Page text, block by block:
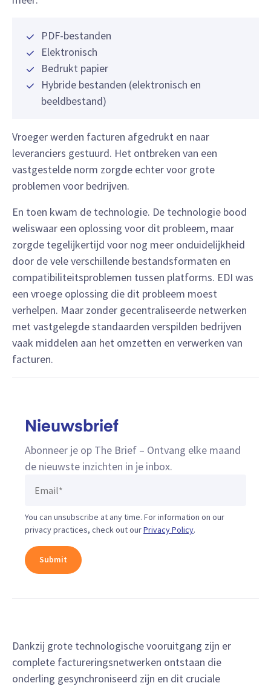
PDF-bestanden
Elektronisch
Bedrukt papier
Hybride bestanden (elektronisch en
beeldbestand)
Vroeger werden facturen afgedrukt en naar
leveranciers gestuurd. Het ontbreken van een
vastgestelde norm zorgde echter voor grote
problemen voor bedrijven.
En toen kwam de technologie. De technologie bood
weliswaar een oplossing voor dit probleem, maar
zorgde tegelijkertijd voor nog meer onduidelijkheid
door de vele verschillende bestandsformaten en
compatibiliteitsproblemen tussen platforms. EDI was
een vroege oplossing die dit probleem moest
verhelpen. Maar zonder gecentraliseerde netwerken
met vastgelegde standaarden verspilden bedrijven
vaak middelen aan het omzetten en verwerken van
facturen.
Nieuwsbrief
Abonneer je op The Brief – Ontvang elke maand
de nieuwste inzichten in je inbox.
You can unsubscribe at any time. For information on our
privacy practices, check out ourPrivacy Policy.
Dankzij grote technologische vooruitgang zijn er
complete factureringsnetwerken ontstaan die
onderling gesynchroniseerd zijn en dit cruciale